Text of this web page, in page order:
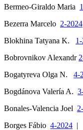
Bermeo-Giraldo Maria
Bezerra Marcelo 2-2024
Blokhina Tatyana K.
Bobrovnikov Alexandr
Bogatyreva Olga N. 4-
Bogdánova Valería A.
Bonales-Valencia Joel
Borges Fábio 4-2024 |